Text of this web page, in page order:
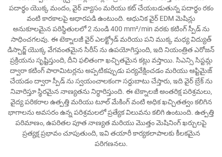
పదార్థం యొక్క మందం, వైర్ వ్యాసం మరియు కట్ చేయబడుతున్న పదార్థం రకం
వంటి కారకాలపై ఆధారపడి ఉంటుంది. ఆధునిక వైర్ EDM మెషిన్లు
అనుకూలమైన పరిస్థితులలో 2 నుండి 400 mm²/min వరకు కటింగ్ స్పీడ్ ను
సాధించగలవు. ఈ టెక్నాలజీ వైర్ ఎలక్ట్రోడ్ మరియు పని ముక్క మధ్య విద్యుత్
డిస్చార్జ్ యొక్క వేగవంతమైన సిరీస్ ను ఉపయోగిస్తుంది, ఇది నియంత్రిత ఎరోజన్
ప్రక్రియను సృష్టిస్తుంది, దీని ఫలితంగా ఖచ్చితమైన కట్లు వస్తాయి. సిఎన్సి సిస్టమ్ల
ద్వారా కటింగ్ పారామిటర్లను అప్పటికప్పుడు పర్యవేక్షించడం మరియు ఆప్టిమైజ్
చేయడం ద్వారా స్పీడ్ ను స్వయంచాలకంగా సర్దుబాటు చేస్తారు, ఇది వైర్ బ్రేక్ ను
నివారిస్తూ స్థిరమైన నాణ్యతను నిర్ధారిస్తుంది. ఈ టెక్నాలజీ అంతరిక్ష పరిశ్రమలు,
వైద్య పరికరాల ఉత్పత్తి మరియు టూల్ మేకింగ్ వంటి అధిక ఖచ్చితత్వం కలిగిన
భాగాలను అవసరం ఉన్న పరిశ్రమలలో ప్రత్యేక విలువను కలిగి ఉంటుంది. ఉత్పత్తి
పరిమాణం, ఉపరితల పూత నాణ్యత మరియు మొత్తం మెషినింగ్ ఖర్చులపై
ప్రత్యక్ష ప్రభావం చూపుతుంది, ఇవి తయారీ కార్యకలాపాలకు కీలకమైన
పరిగణనలు.